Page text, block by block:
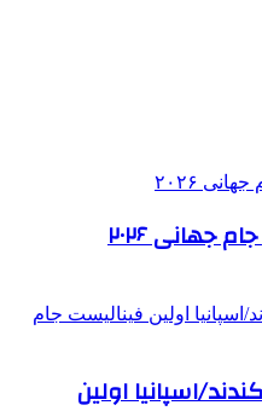
جهانی ۲۰۲۶
اسپانیا اولین